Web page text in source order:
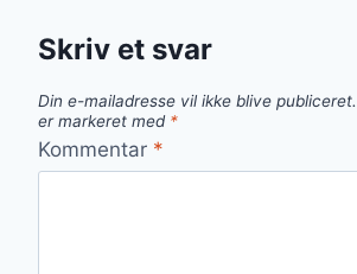
Skriv et svar
Din e-mailadresse vil ikke blive publiceret.
er markeret med *
Kommentar *